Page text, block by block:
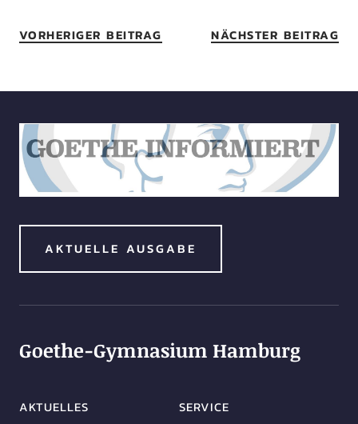
VORHERIGER BEITRAG NÄCHSTER BEITRAG
AKTUELLE AUSGABE
Goethe-Gymnasium Hamburg
AKTUELLES SERVICE